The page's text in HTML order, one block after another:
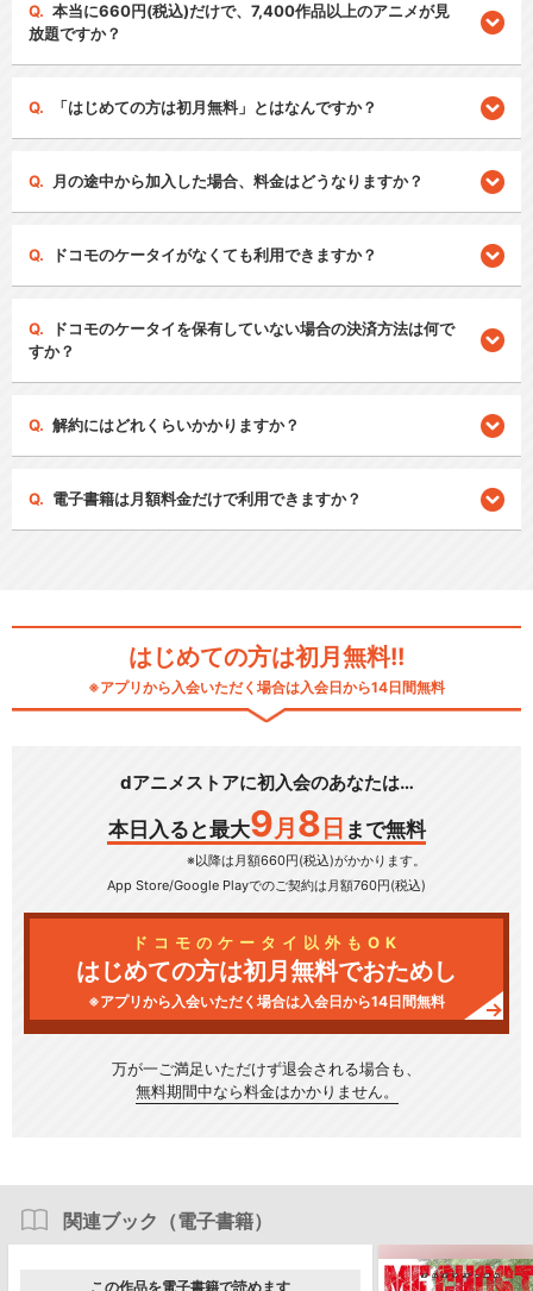
本当に660円(税込)だけで、7,400作品以上のアニメが見
放題ですか？
「はじめての方は初月無料」とはなんですか？
月の途中から加入した場合、料金はどうなりますか？
ドコモのケータイがなくても利用できますか？
ドコモのケータイを保有していない場合の決済方法は何で
すか？
解約にはどれくらいかかりますか？
電子書籍は月額料金だけで利用できますか？
はじめての方は初月無料!!
※アプリから入会いただく場合は入会日から14日間無料
dアニメストアに初入会のあなたは…
本日入ると最大9 月 8 日 まで無料
※以降は月額660円(税込)がかかります。
App Store/Google Playでのご契約は月額760円(税込)
ドコモのケータイ以外もOK
はじめての方は初月無料でおためし
※アプリから入会いただく場合は入会日から14日間無料
万が一ご満足いただけず退会される場合も、
無料期間中なら料金はかかりません。
関連ブック（電子書籍）
この作品を電子書籍で読めます